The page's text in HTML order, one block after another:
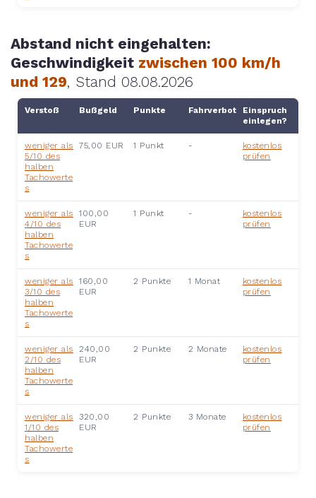
Abstand nicht eingehalten:
Geschwindigkeit zwischen 100 km/h
und 129, Stand 08.08.2026
Verstoß Bußgeld Punkte Fahrverbot
Einspruch
einlegen?
weniger als
5/10 des
halben
Tachowerte
s
75,00 EUR 1 Punkt -
kostenlos
prüfen
weniger als
4/10 des
halben
Tachowerte
s
100,00
EUR
1 Punkt -
kostenlos
prüfen
weniger als
3/10 des
halben
Tachowerte
s
160,00
EUR
2 Punkte 1 Monat
kostenlos
prüfen
weniger als
2/10 des
halben
Tachowerte
s
240,00
EUR
2 Punkte 2 Monate
kostenlos
prüfen
weniger als
1/10 des
halben
Tachowerte
s
320,00
EUR
2 Punkte 3 Monate
kostenlos
prüfen